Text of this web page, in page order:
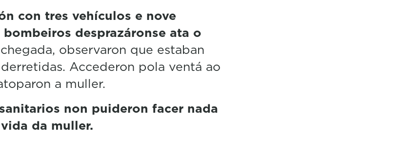
con tres vehículos e nove
desprazáronse ata o
observaron que estaban
Accederon pola ventá ao
a muller.
non puideron facer nada
da muller.